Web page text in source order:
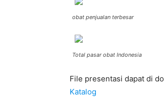
obat penjualan terbesar
Total pasar obat Indonesia
File presentasi dapat di
Katalog